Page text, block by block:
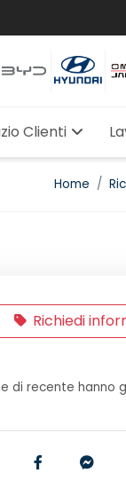
Clienti
Home
Richiedi
di recente hanno